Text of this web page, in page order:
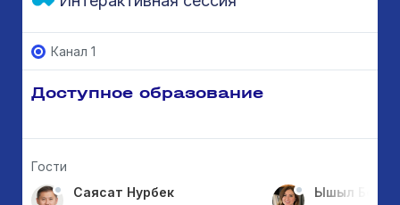
Канал 1
Доступное образование
Гости
Саясат Нурбек
Ышыл Бой